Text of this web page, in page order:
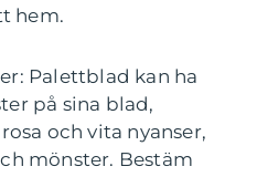
hem.
Palettblad kan ha
på sina blad,
och vita nyanser,
mönster. Bestäm